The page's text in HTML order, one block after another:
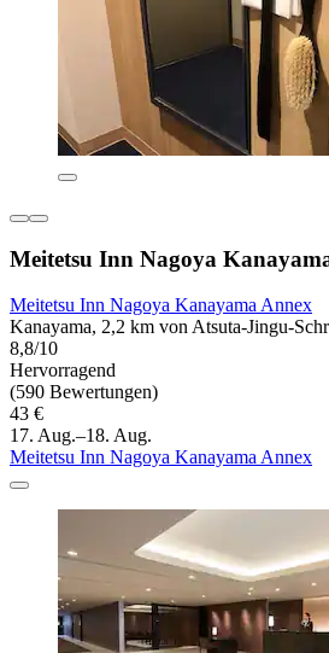
Meitetsu Inn Nagoya
Meitetsu Inn Nagoya Kanayama Annex
Kanayama, 2,2 km von Atsuta-Jingu-
8,8/10
Hervorragend
(590 Bewertungen)
43 €
17. Aug.–18. Aug.
Meitetsu Inn Nagoya Kanayama Annex